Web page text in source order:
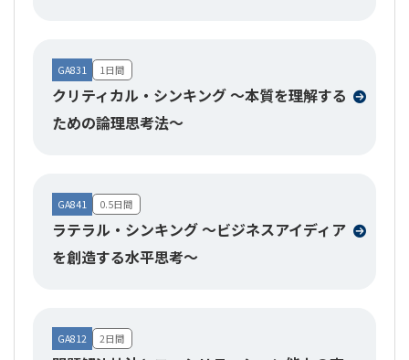
GA831
クリティカル・シンキング ～本質を理解する
ための論理思考法～
1日間
GA841
ラテラル・シンキング ～ビジネスアイディア
を創造する水平思考～
0.5日間
GA812 2日間